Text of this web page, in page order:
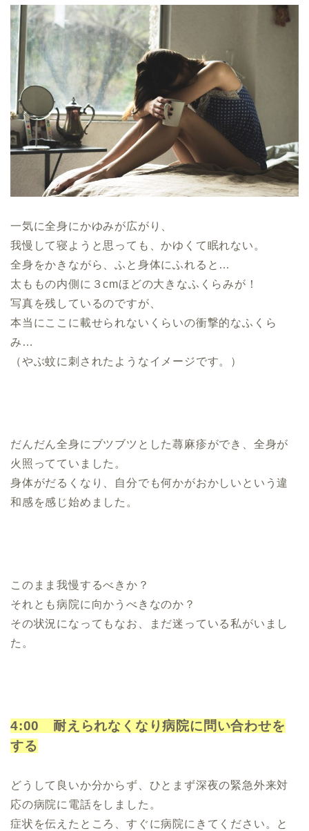
一気に全身にかゆみが広がり、
我慢して寝ようと思っても、かゆくて眠れない。
全身をかきながら、ふと身体にふれると…
太ももの内側に３cmほどの大きなふくらみが！
写真を残しているのですが、
本当にここに載せられないくらいの衝撃的なふくら
み…
（やぶ蚊に刺されたようなイメージです。）
だんだん全身にブツブツとした蕁麻疹ができ、全身が
火照ってていました。
身体がだるくなり、自分でも何かがおかしいという違
和感を感じ始めました。
このまま我慢するべきか？
それとも病院に向かうべきなのか？
その状況になってもなお、まだ迷っている私がいまし
た。
4:00 耐えられなくなり病院に問い合わせを
する
どうして良いか分からず、ひとまず深夜の緊急外来対
応の病院に電話をしました。
症状を伝えたところ、すぐに病院にきてください。と